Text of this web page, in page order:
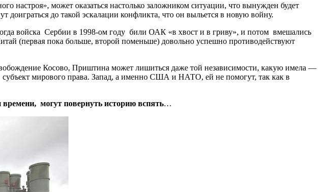
настроя», может оказаться настолько заложником ситуации, что вынужден будет
доиграться до такой эскалации конфликта, что он выльется в новую войну.
войска Сербии в 1998-ом году били ОАК «в хвост и в гриву», и потом вмешались
(первая пока больше, второй поменьше) довольно успешно противодействуют
Косово, Приштина может лишиться даже той независимости, какую имела —
субъект мирового права. Запад, а именно США и НАТО, ей не помогут, так как в
могут повернуть историю вспять…